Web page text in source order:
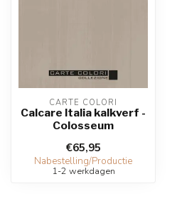
CARTE COLORI
Calcare Italia kalkverf -
Colosseum
€65,95
Nabestelling/Productie
1-2 werkdagen